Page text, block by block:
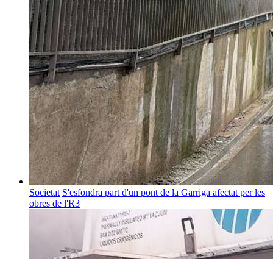
Societat S'esfondra part d'un pont de la Garriga afectat per les
obres de l'R3